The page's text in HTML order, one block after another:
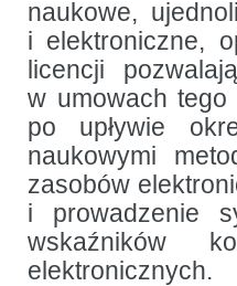
naukowe,
i elektroniczne,
licencji
w umowach tego
po upływie
naukowymi
zasobów
i prowadzenie
wskaźników
elektronicznych.